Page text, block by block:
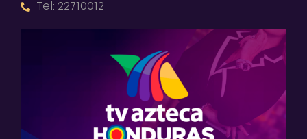
Tel: 22710012